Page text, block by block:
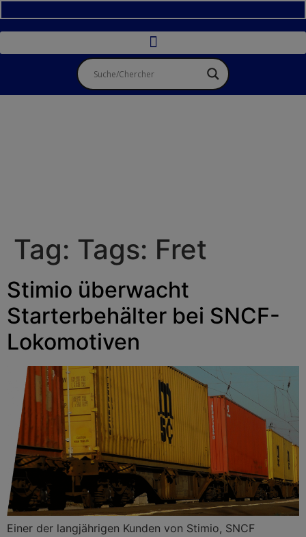
Tag: Tags: Fret
Stimio überwacht
Starterbehälter bei SNCF-
Lokomotiven
Einer der langjährigen Kunden von Stimio, SNCF